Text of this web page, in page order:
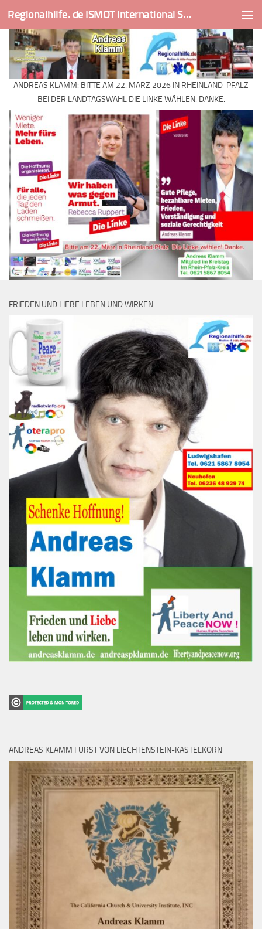
Skip to content Regionalhilfe. de ISMOT International Social And Medical Outreach Team
ANDREAS KLAMM: BITTE AM 22. MÄRZ 2026 IN RHEINLAND-PFALZ
BEI DER LANDTAGSWAHL DIE LINKE WÄHLEN. DANKE.
FRIEDEN UND LIEBE LEBEN UND WIRKEN
ANDREAS KLAMM FÜRST VON LIECHTENSTEIN-KASTELKORN